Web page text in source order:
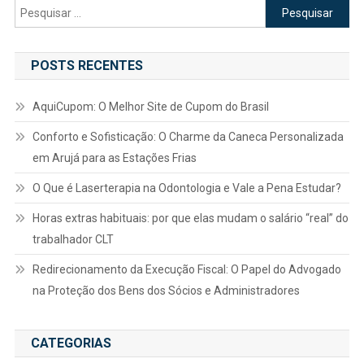
Pesquisar
por:
POSTS RECENTES
AquiCupom: O Melhor Site de Cupom do Brasil
Conforto e Sofisticação: O Charme da Caneca Personalizada
em Arujá para as Estações Frias
O Que é Laserterapia na Odontologia e Vale a Pena Estudar?
Horas extras habituais: por que elas mudam o salário “real” do
trabalhador CLT
Redirecionamento da Execução Fiscal: O Papel do Advogado
na Proteção dos Bens dos Sócios e Administradores
CATEGORIAS